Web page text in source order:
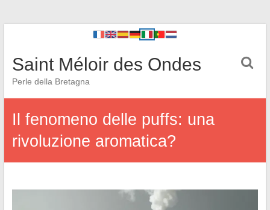
Saint Méloir des Ondes
Perle della Bretagna
Il fenomeno delle puffs: una
rivoluzione aromatica?